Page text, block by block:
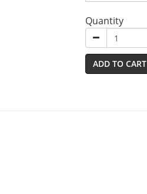
Quantity
ADD TO CART